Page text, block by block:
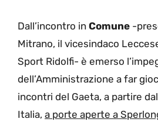
Dall’incontro in Comune -
Mitrano, il vicesindaco
Sport Ridolfi- è emerso
dell’Amministrazione a far
incontri del Gaeta, a partire
Italia, a porte aperte a